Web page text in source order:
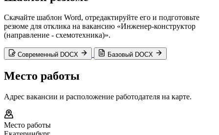
Скачайте шаблон Word, отредактируйте его и подготовьте
резюме для отклика на вакансию «Инженер-конструктор
(направление - схемотехника)».
Современный DOCX Базовый DOCX
Место работы
Адрес вакансии и расположение работодателя на карте.
Место работы